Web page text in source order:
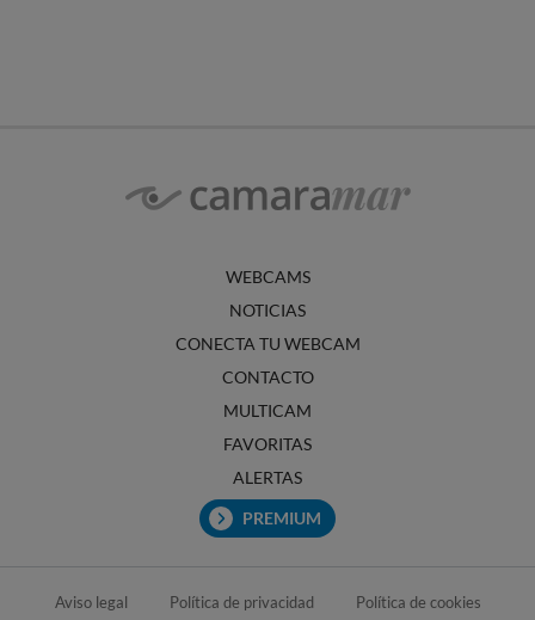
WEBCAMS
NOTICIAS
CONECTA TU WEBCAM
CONTACTO
MULTICAM
FAVORITAS
ALERTAS
PREMIUM
Aviso legal Política de privacidad Política de cookies